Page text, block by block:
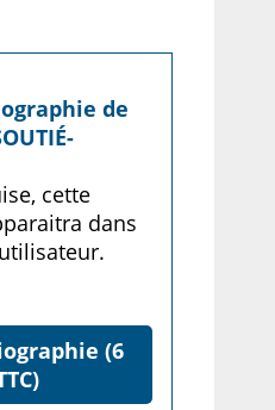
de
cette
dans
(6